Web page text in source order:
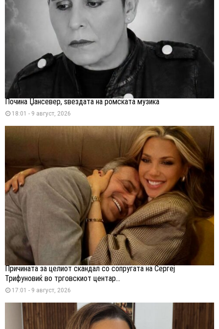
Почина Џансевер, ѕвездата на ромската музика
18:01 - 9 август, 2026
Причината за целиот скандал со сопругата на Сергеј
Трифуновиќ во трговскиот центар...
17:01 - 9 август, 2026